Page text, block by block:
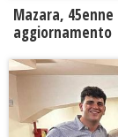
Mazara,
aggiornamento